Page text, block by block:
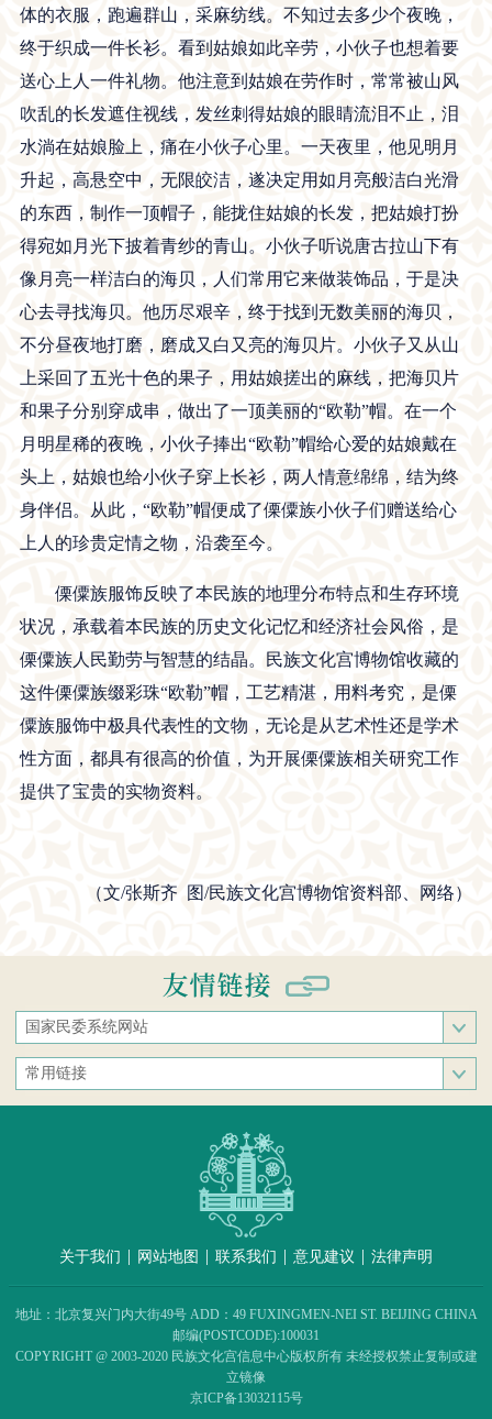
体的衣服，跑遍群山，采麻纺线。不知过去多少个夜晚，
终于织成一件长衫。看到姑娘如此辛劳，小伙子也想着要
送心上人一件礼物。他注意到姑娘在劳作时，常常被山风
吹乱的长发遮住视线，发丝刺得姑娘的眼睛流泪不止，泪
水淌在姑娘脸上，痛在小伙子心里。一天夜里，他见明月
升起，高悬空中，无限皎洁，遂决定用如月亮般洁白光滑
的东西，制作一顶帽子，能拢住姑娘的长发，把姑娘打扮
得宛如月光下披着青纱的青山。小伙子听说唐古拉山下有
像月亮一样洁白的海贝，人们常用它来做装饰品，于是决
心去寻找海贝。他历尽艰辛，终于找到无数美丽的海贝，
不分昼夜地打磨，磨成又白又亮的海贝片。小伙子又从山
上采回了五光十色的果子，用姑娘搓出的麻线，把海贝片
和果子分别穿成串，做出了一顶美丽的“欧勒”帽。在一个
月明星稀的夜晚，小伙子捧出“欧勒”帽给心爱的姑娘戴在
头上，姑娘也给小伙子穿上长衫，两人情意绵绵，结为终
身伴侣。从此，“欧勒”帽便成了傈僳族小伙子们赠送给心
上人的珍贵定情之物，沿袭至今。
傈僳族服饰反映了本民族的地理分布特点和生存环境
状况，承载着本民族的历史文化记忆和经济社会风俗，是
傈僳族人民勤劳与智慧的结晶。民族文化宫博物馆收藏的
这件傈僳族缀彩珠“欧勒”帽，工艺精湛，用料考究，是傈
僳族服饰中极具代表性的文物，无论是从艺术性还是学术
性方面，都具有很高的价值，为开展傈僳族相关研究工作
提供了宝贵的实物资料。
（文/张斯齐 图/民族文化宫博物馆资料部、网络）
国家民委系统网站
国家民族事务委员会
中央民族大学
中央民族歌舞团
民族画报社
常用链接
中央统战部
关于我们 | 网站地图 | 联系我们 | 意见建议 | 法律声明
地址：北京复兴门内大街49号 ADD：49 FUXINGMEN-NEI ST. BEIJING CHINA
邮编(POSTCODE):100031
COPYRIGHT @ 2003-2020 民族文化宫信息中心版权所有 未经授权禁止复制或建
立镜像
京ICP备13032115号